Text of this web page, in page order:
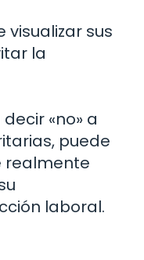
visualizar sus
la
«no» a
puede
realmente
laboral.